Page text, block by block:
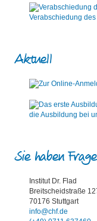
Verabschiedung
Aktuell
Sie haben
Institut Dr. Flad
Breitscheidstraße
70176 Stuttgart
info@chf.de